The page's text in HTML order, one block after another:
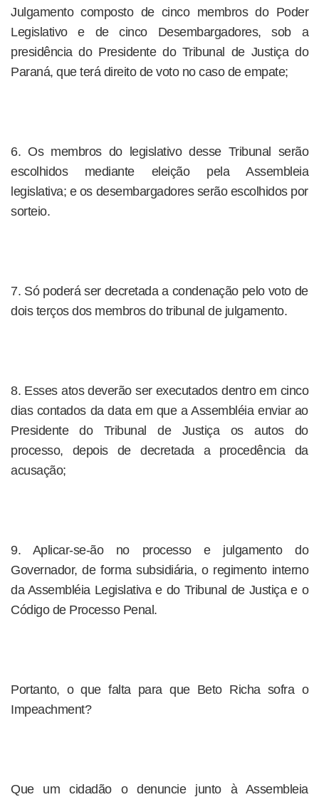
Julgamento composto de cinco membros do Poder
Legislativo e de cinco Desembargadores, sob a
presidência do Presidente do Tribunal de Justiça do
Paraná, que terá direito de voto no caso de empate;
6. Os membros do legislativo desse Tribunal serão
escolhidos mediante eleição pela Assembleia
legislativa; e os desembargadores serão escolhidos por
sorteio.
7. Só poderá ser decretada a condenação pelo voto de
dois terços dos membros do tribunal de julgamento.
8. Esses atos deverão ser executados dentro em cinco
dias contados da data em que a Assembléia enviar ao
Presidente do Tribunal de Justiça os autos do
processo, depois de decretada a procedência da
acusação;
9. Aplicar-se-ão no processo e julgamento do
Governador, de forma subsidiária, o regimento interno
da Assembléia Legislativa e do Tribunal de Justiça e o
Código de Processo Penal.
Portanto, o que falta para que Beto Richa sofra o
Impeachment?
Que um cidadão o denuncie junto à Assembleia